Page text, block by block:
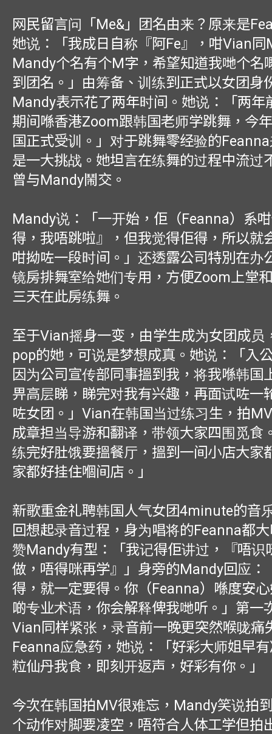
网民留言问「Me&」团名由来？原来是
她说：「我成日自称『阿Fe』，咁Vian同
Mandy个名有个M字，希望知道我哋个名
到团名。」由筹备、训练到正式以女团身
Mandy表示花了两年时间。她说：「两年
期间喺香港Zoom跟韩国老师学跳舞，今
国正式受训。」对于跳舞零经验的
是一大挑战。她坦言在练舞的过程中流过
曾与Mandy鬧交。
Mandy说：「一开始，佢（Feanna）系
得，我唔跳啦』，但我觉得佢得，所以就
咁拗咗一段时间。」还透露公司特別在办
镜房排舞室给她们专用，方便Zoom上堂
三天在此房练舞。
至于Vian摇身一变，由学生成为女团成员
pop的她，可说是梦想成真。她说：「入
因为公司宣传部同事搵到我，将我喺韩国
畀高层睇，睇完对我有兴趣，再面试咗一
咗女团。」Vian在韩国当过练习生，拍
成章担当导游和翻译，带领大家四围觅食
练完好肚饿要搵餐厅，搵到一间小店大家
家都好挂住嗰间店。」
新歌重金礼聘韩国人气女团4minute的音
回想起录音过程，身为唱将的Feanna都
赞Mandy有型：「我记得佢讲过，『唔识
做，唔得咪再学』」身旁的Mandy回应：
得，就一定要得。你（Feanna）喺度安
啲专业术语，你会解释俾我哋听。」第一
Vian同样紧张，录音前一晚更突然喉咙痛
Feanna应急药，她说：「好彩大师姐早
粒仙丹我食，即刻开返声，好彩有你。」
今次在韩国拍MV很难忘，Mandy笑说拍
个动作对脚要凌空，唔符合人体工学但拍